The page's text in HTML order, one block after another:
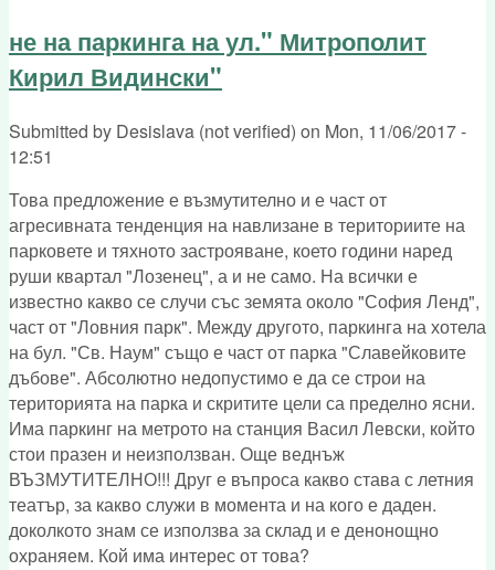
не на паркинга на ул." Митрополит
Кирил Видински"
Submitted by Desislava (not verified) on Mon, 11/06/2017 -
12:51
Това предложение е възмутително и е част от
агресивната тенденция на навлизане в териториите на
парковете и тяхното застрояване, което години наред
руши квартал "Лозенец", а и не само. На всички е
известно какво се случи със земята около "София Ленд",
част от "Ловния парк". Между другото, паркинга на хотела
на бул. "Св. Наум" също е част от парка "Славейковите
дъбове". Абсолютно недопустимо е да се строи на
територията на парка и скритите цели са пределно ясни.
Има паркинг на метрото на станция Васил Левски, който
стои празен и неизползван. Още веднъж
ВЪЗМУТИТЕЛНО!!! Друг е въпроса какво става с летния
театър, за какво служи в момента и на кого е даден.
доколкото знам се използва за склад и е денонощно
охраняем. Кой има интерес от това?